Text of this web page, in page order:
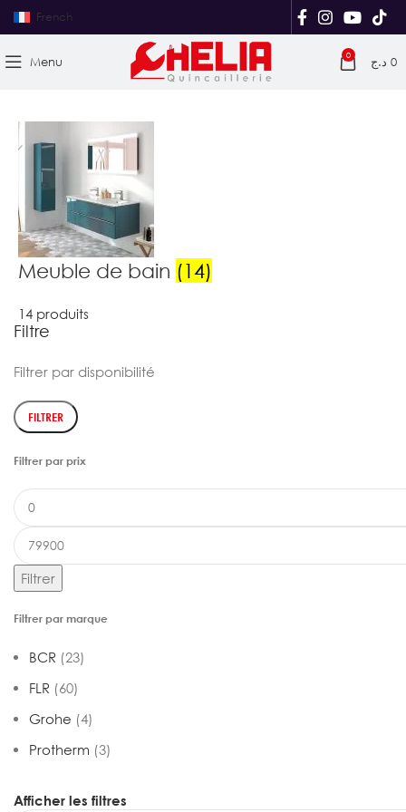
French
Menu 0 0 د.ج
Meuble de bain (14)
14 produits
Filtre
Filtrer par disponibilité
FILTRER
Filtrer par prix
Filtrer
Filtrer par marque
BCR (23)
FLR (60)
Grohe (4)
Protherm (3)
Afficher les filtres